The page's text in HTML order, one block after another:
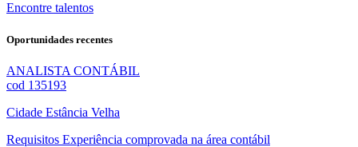
Encontre talentos
Oportunidades recentes
ANALISTA CONTÁBIL
cod 135193
Cidade Estância Velha
Requisitos Experiência comprovada na área contábil